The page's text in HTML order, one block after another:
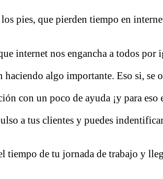
pies, que pierden tiempo en
internet nos engancha a todos por
haciendo algo importante. Eso si, se
con un poco de ayuda ¡y para eso
a tus clientes y puedes
tiempo de tu jornada de trabajo y